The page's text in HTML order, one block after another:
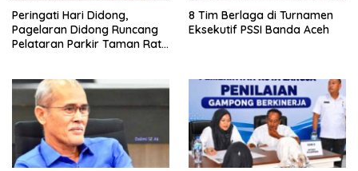
Peringati Hari Didong,
Pagelaran Didong Runcang
Pelataran Parkir Taman Ratu
8 Tim Berlaga di Turnamen
Eksekutif PSSI Banda Aceh